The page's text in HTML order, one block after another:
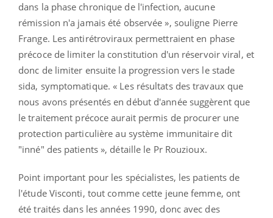
dans la phase chronique de l'infection, aucune
rémission n'a jamais été observée », souligne Pierre
Frange. Les antirétroviraux permettraient en phase
précoce de limiter la constitution d'un réservoir viral, et
donc de limiter ensuite la progression vers le stade
sida, symptomatique. « Les résultats des travaux que
nous avons présentés en début d'année suggèrent que
le traitement précoce aurait permis de procurer une
protection particulière au système immunitaire dit
"inné" des patients », détaille le Pr Rouzioux.
Point important pour les spécialistes, les patients de
l'étude Visconti, tout comme cette jeune femme, ont
été traités dans les années 1990, donc avec des